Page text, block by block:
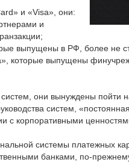
и «Visa», они:
и
выпущены в РФ, более не
которые выпущены
они вынуждены пойти
систем,
с корпоративными
системы платежных
банками, по-